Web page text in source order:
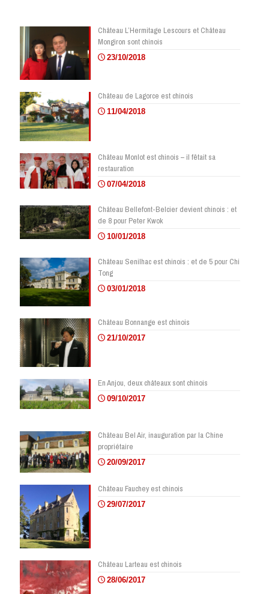
Château L’Hermitage Lescours et Château
Mongiron sont chinois
23/10/2018
Château de Lagorce est chinois
11/04/2018
Château Monlot est chinois – il fêtait sa
restauration
07/04/2018
Château Bellefont-Belcier devient chinois : et
de 8 pour Peter Kwok
10/01/2018
Château Senilhac est chinois : et de 5 pour Chi
Tong
03/01/2018
Château Bonnange est chinois
21/10/2017
En Anjou, deux châteaux sont chinois
09/10/2017
Château Bel Air, inauguration par la Chine
propriétaire
20/09/2017
Château Fauchey est chinois
29/07/2017
Château Larteau est chinois
28/06/2017